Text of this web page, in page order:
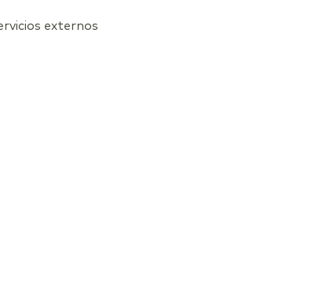
externos